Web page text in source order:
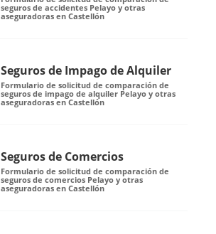
seguros de accidentes Pelayo y otras
aseguradoras en Castellón
Seguros de Impago de Alquiler
Formulario de solicitud de comparación de
seguros de impago de alquiler Pelayo y otras
aseguradoras en Castellón
Seguros de Comercios
Formulario de solicitud de comparación de
seguros de comercios Pelayo y otras
aseguradoras en Castellón